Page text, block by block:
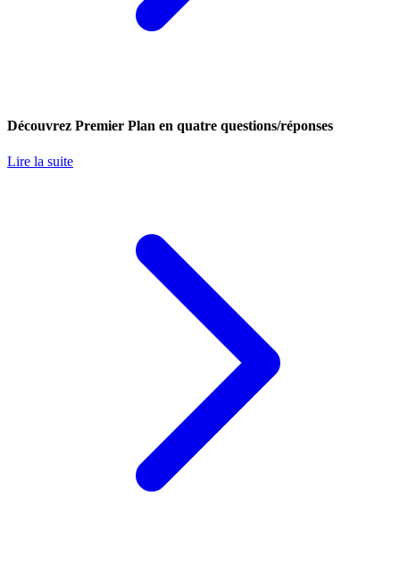
Découvrez Premier Plan en quatre questions/réponses
Lire la suite